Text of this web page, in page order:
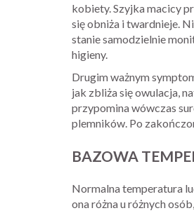
kobiety. Szyjka macicy
się obniża i twardnieje.
stanie samodzielnie
higieny.
Drugim ważnym
jak zbliża się owulacja,
przypomina wówczas
plemników. Po
BAZOWA
Normalna temperatura
ona różna u różnych